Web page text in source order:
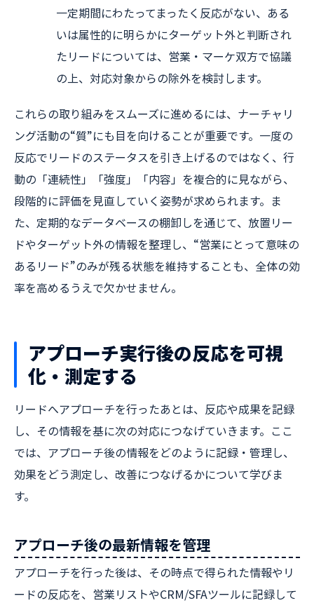
一定期間にわたってまったく反応がない、ある
いは属性的に明らかにターゲット外と判断され
たリードについては、営業・マーケ双方で協議
の上、対応対象からの除外を検討します。
これらの取り組みをスムーズに進めるには、ナーチャリ
ング活動の“質”にも目を向けることが重要です。一度の
反応でリードのステータスを引き上げるのではなく、行
動の「連続性」「強度」「内容」を複合的に見ながら、
段階的に評価を見直していく姿勢が求められます。ま
た、定期的なデータベースの棚卸しを通じて、放置リー
ドやターゲット外の情報を整理し、“営業にとって意味の
あるリード”のみが残る状態を維持することも、全体の効
率を高めるうえで欠かせません。
アプローチ実行後の反応を可視
化・測定する
リードへアプローチを行ったあとは、反応や成果を記録
し、その情報を基に次の対応につなげていきます。ここ
では、アプローチ後の情報をどのように記録・管理し、
効果をどう測定し、改善につなげるかについて学びま
す。
アプローチ後の最新情報を管理
アプローチを行った後は、その時点で得られた情報やリ
ードの反応を、営業リストやCRM/SFAツールに記録して